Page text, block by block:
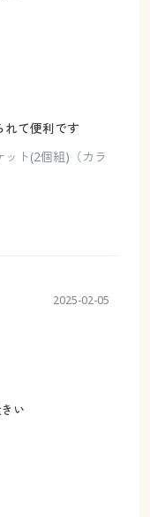
れて便利です
ト(2個組)（カラ
2025-02-05
い